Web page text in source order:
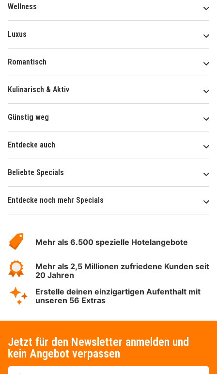
Wellness
Luxus
Romantisch
Kulinarisch & Aktiv
Günstig weg
Entdecke auch
Beliebte Specials
Entdecke noch mehr Specials
Hotelspecials
Mehr als 6.500 spezielle Hotelangebote
Mehr als 2,5 Millionen zufriedene Kunden seit
20 Jahren
Erstelle deinen einzigartigen Aufenthalt mit
unseren 56 Extras
Jetzt für den Newsletter anmelden und
kein Angebot verpassen